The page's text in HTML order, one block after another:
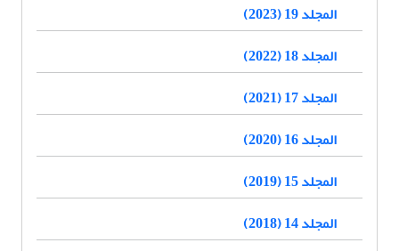
المجلد 19 (2023)
المجلد 18 (2022)
المجلد 17 (2021)
المجلد 16 (2020)
المجلد 15 (2019)
المجلد 14 (2018)